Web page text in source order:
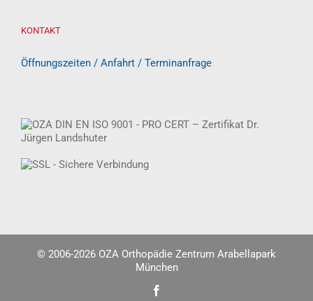
KONTAKT
Öffnungszeiten / Anfahrt / Terminanfrage
© 2006-2026 OZA Orthopädie Zentrum Arabellapark
München